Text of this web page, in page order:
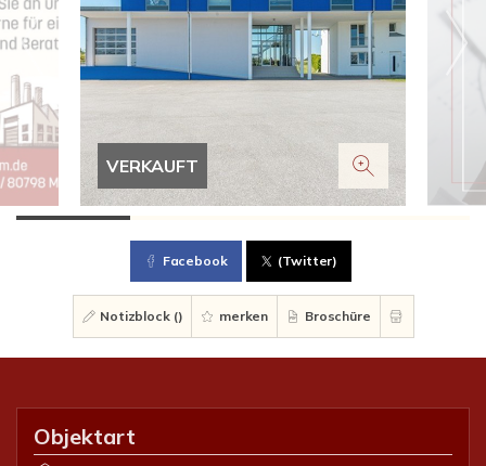
VERKAUFT
Facebook (Twitter)
Notizblock () merken Broschüre
Objektart